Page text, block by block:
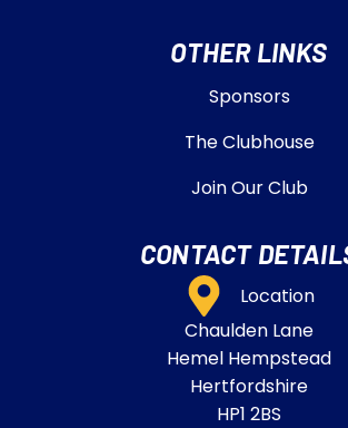
OTHER LINKS
Sponsors
The Clubhouse
Join Our Club
CONTACT
Location
Chaulden Lane
Hemel Hempstead
Hertfordshire
HP1 2BS